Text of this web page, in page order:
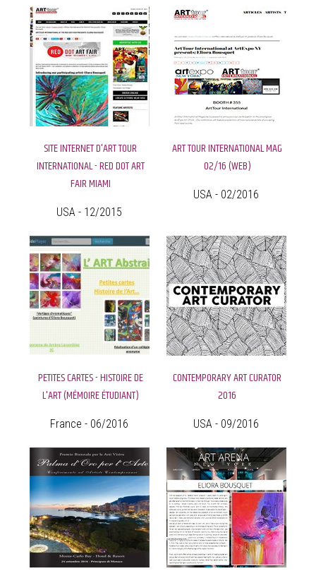
SITE INTERNET D'ART TOUR
INTERNATIONAL - RED DOT ART
FAIR MIAMI
USA - 12/2015
ART TOUR INTERNATIONAL MAG
02/16 (WEB)
USA - 02/2016
PETITES CARTES - HISTOIRE DE
L'ART (MÉMOIRE ÉTUDIANT)
France - 06/2016
CONTEMPORARY ART CURATOR
2016
USA - 09/2016